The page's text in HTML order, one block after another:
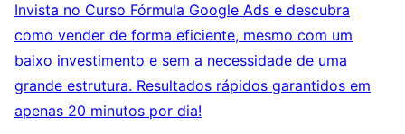
Invista no Curso Fórmula Google Ads e descubra
como vender de forma eficiente, mesmo com um
baixo investimento e sem a necessidade de uma
grande estrutura. Resultados rápidos garantidos em
apenas 20 minutos por dia!